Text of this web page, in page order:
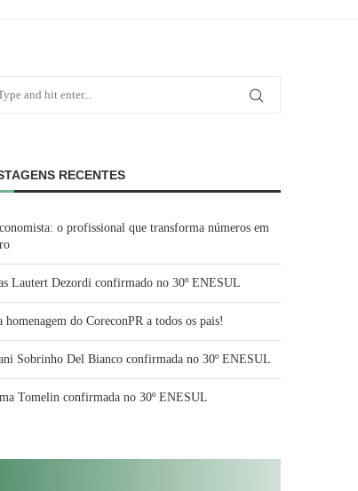
RECENTES
o profissional que transforma números em
Lautert Dezordi confirmado no 30º ENESUL
homenagem do CoreconPR a todos os pais!
Sobrinho Del Bianco confirmada no 30º ENESUL
Tomelin confirmada no 30º ENESUL